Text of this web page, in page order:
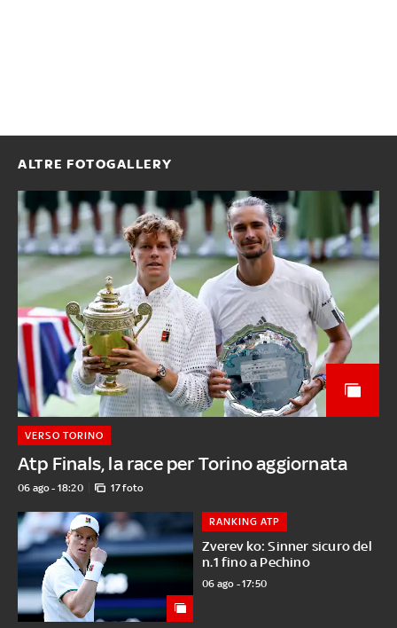
ALTRE FOTOGALLERY
Atp Finals, la race per Torino aggiornata
VERSO TORINO
06 ago - 18:20 17 foto
Zverev ko: Sinner sicuro del
n.1 fino a Pechino
RANKING ATP
06 ago - 17:50